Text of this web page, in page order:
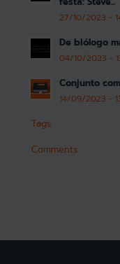
27/10/2023 -
De biólogo
04/10/2023 -
Conjunto
14/09/2023 -
Tags
Comments